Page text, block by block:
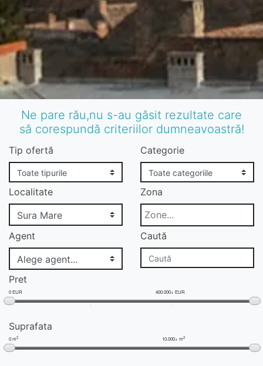
Ne pare rău,nu s-au găsit rezultate care
să corespundă criteriilor dumneavoastră!
Tip ofertă Categorie
Localitate Zona
Agent Caută
Pret
0 EUR 400.000+ EUR
Suprafata
0 m2 10.000+ m2